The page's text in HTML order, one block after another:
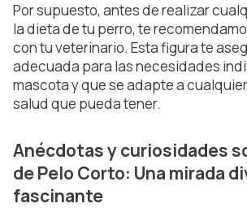
Por supuesto, antes de realizar
la dieta de tu perro, te
con tu veterinario. Esta figura te
adecuada para las necesidades
mascota y que se adapte a
salud que pueda tener.
Anécdotas y curiosidades
de Pelo Corto: Una mirada
fascinante